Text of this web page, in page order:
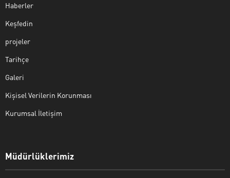
Haberler
Keşfedin
projeler
Tarihçe
Galeri
Kişisel Verilerin Korunması
Kurumsal İletişim
Müdürlüklerimiz